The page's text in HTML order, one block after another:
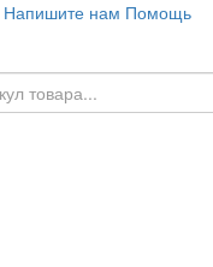
Напишите нам Помощь